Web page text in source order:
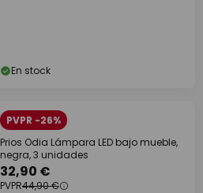
En stock
PVPR -26%
Prios Odia Lámpara LED bajo mueble,
negra, 3 unidades
32,90 €
PVPR44,90 €